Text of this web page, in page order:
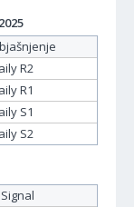
R2
R1
S1
S2
Signal